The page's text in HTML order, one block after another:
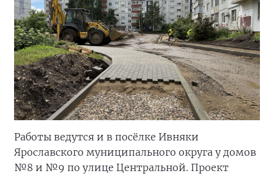
Работы ведутся и в посёлке Ивняки
Ярославского муниципального округа у домов
№8 и №9 по улице Центральной. Проект